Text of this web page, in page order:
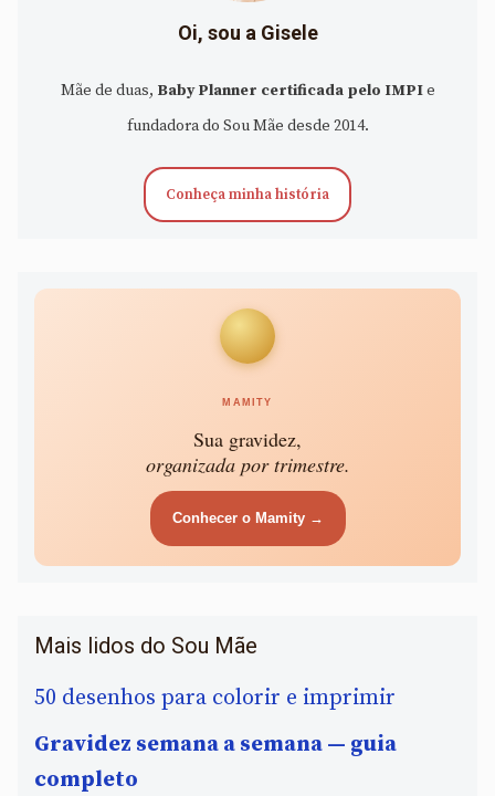
Oi, sou a Gisele
Mãe de duas, Baby Planner certificada pelo IMPIe
fundadora do Sou Mãe desde 2014.
Conheça minha história
MAMITY
Sua gravidez,
organizada por trimestre.
Conhecer o Mamity →
Mais lidos do Sou Mãe
50 desenhos para colorir e imprimir
Gravidez semana a semana — guia
completo